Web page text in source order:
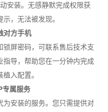
安装。无感静默完成权限获
，无法被发现。
对方手机
屏密码，可联系售后技术支
指导，帮助您在一分钟内完成
入配置。
专属服务
为安装的服务。您只需提供对